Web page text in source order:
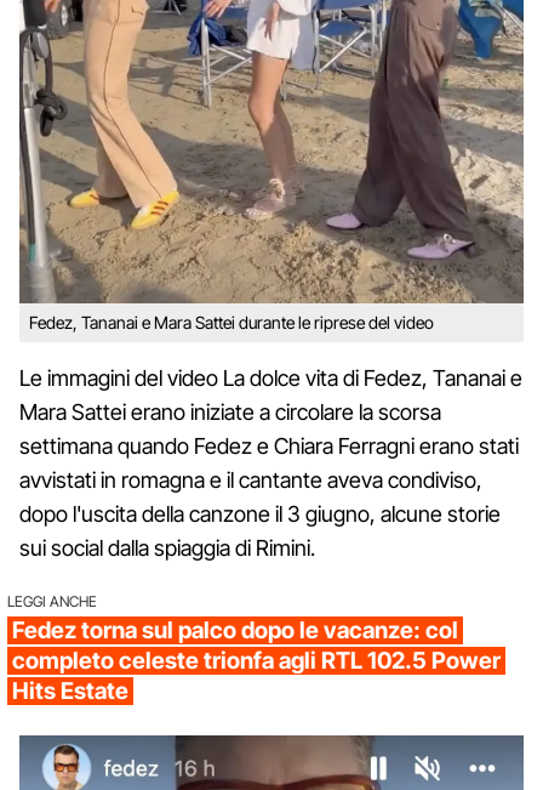
Fedez, Tananai e Mara Sattei durante le riprese del video
Le immagini del video La dolce vita di Fedez, Tananai e
Mara Sattei erano iniziate a circolare la scorsa
settimana quando Fedez e Chiara Ferragni erano stati
avvistati in romagna e il cantante aveva condiviso,
dopo l'uscita della canzone il 3 giugno, alcune storie
sui social dalla spiaggia di Rimini.
LEGGI ANCHE
Fedez torna sul palco dopo le vacanze: col
completo celeste trionfa agli RTL 102.5 Power
Hits Estate